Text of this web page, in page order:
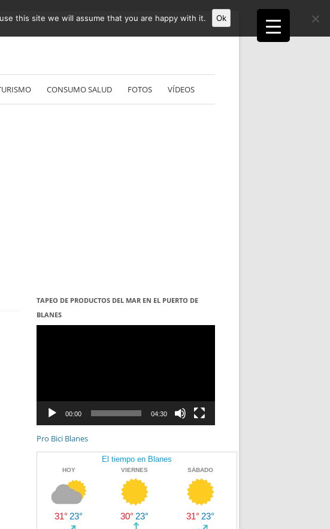
CONSUMO SALUD FOTOS VÍDEOS
TAPEO DE PRODUCTOS DEL MAR EN EL PUERTO DE
BLANES
Reproductor
00:00 04:30
Pro Bici Blanes
this site we will assume that you are happy with it. Ok